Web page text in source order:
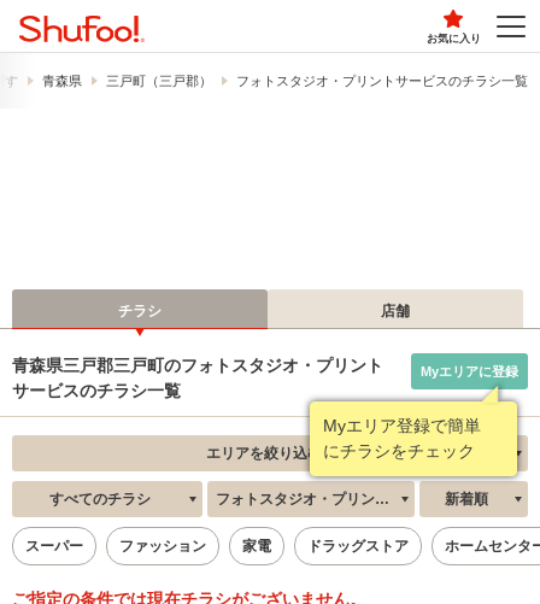
お気に入り
す 青森県 三戸町（三戸郡） フォトスタジオ・プリントサービスのチラシ一覧
チラシ 店舗
青森県三戸郡三戸町のフォトスタジオ・プリント
サービスのチラシ一覧
Myエリア登録で簡単
にチラシをチェック
Myエリアに登録
エリアを絞り込む
すべてのチラシ フォトスタジオ・プリントサービス 新着順
スーパー ファッション 家電 ドラッグストア ホームセンタ
ご指定の条件では現在チラシがございません。